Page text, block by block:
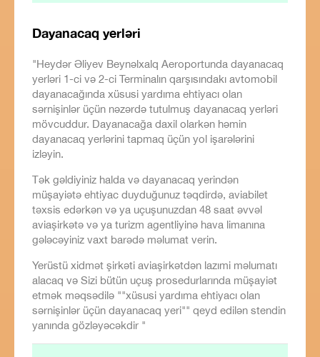
Dayanacaq yerləri
"Heydər Əliyev Beynəlxalq Aeroportunda dayanacaq
yerləri 1-ci və 2-ci Terminalın qarşısındakı avtomobil
dayanacağında xüsusi yardıma ehtiyacı olan
sərnişinlər üçün nəzərdə tutulmuş dayanacaq yerləri
mövcuddur. Dayanacağa daxil olarkən həmin
dayanacaq yerlərini tapmaq üçün yol işarələrini
izləyin.
Tək gəldiyiniz halda və dayanacaq yerindən
müşayiətə ehtiyac duyduğunuz təqdirdə, aviabilet
təxsis edərkən və ya uçuşunuzdan 48 saat əvvəl
aviaşirkətə və ya turizm agentliyinə hava limanına
gələcəyiniz vaxt barədə məlumat verin.
Yerüstü xidmət şirkəti aviaşirkətdən lazımi məlumatı
alacaq və Sizi bütün uçuş prosedurlarında müşayiət
etmək məqsədilə ""xüsusi yardıma ehtiyacı olan
sərnişinlər üçün dayanacaq yeri"" qeyd edilən stendin
yanında gözləyəcəkdir "